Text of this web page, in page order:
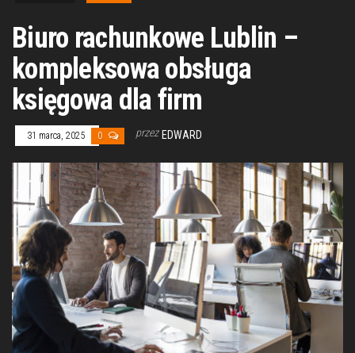
Biuro rachunkowe Lublin –
kompleksowa obsługa
księgowa dla firm
31 marca, 2025 0 przez EDWARD